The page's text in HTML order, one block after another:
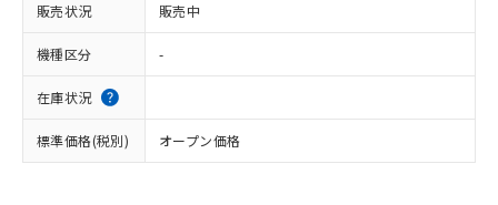
販売状況 販売中
機種区分 -
在庫状況
標準価格(税別) オープン価格